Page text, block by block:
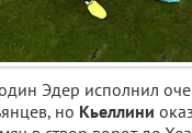
Эдер исполнил
но Кьеллини